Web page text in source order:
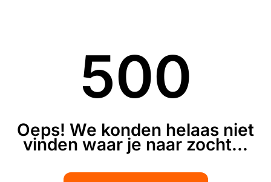
500
Oeps! We konden helaas niet
vinden waar je naar zocht...